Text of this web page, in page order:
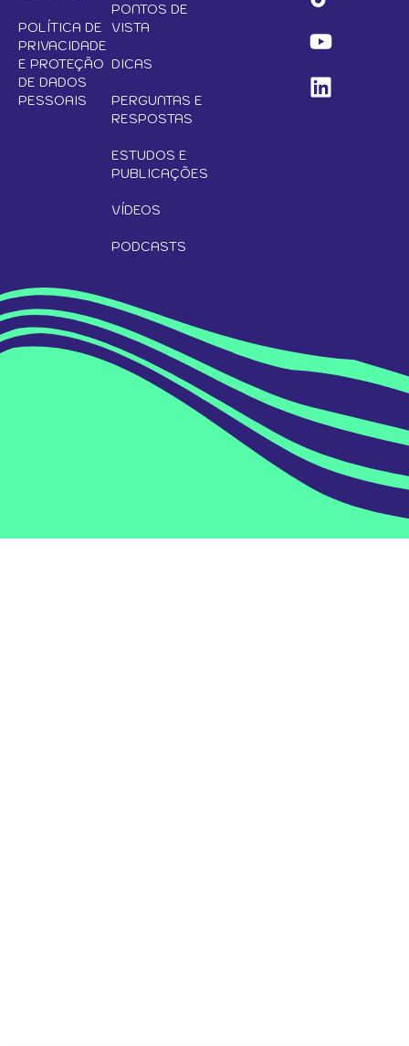
POLÍTICA DE
PRIVACIDADE
E PROTEÇÃO
DE DADOS
PESSOAIS
PONTOS DE
VISTA
DICAS
PERGUNTAS E
RESPOSTAS
ESTUDOS E
PUBLICAÇÕES
VÍDEOS
PODCASTS